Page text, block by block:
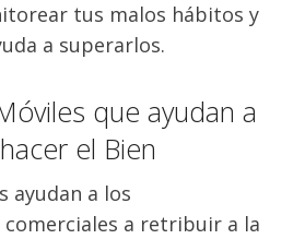
tus malos hábitos y
a superarlos.
que ayudan a
el Bien
ayudan a los
a retribuir a la